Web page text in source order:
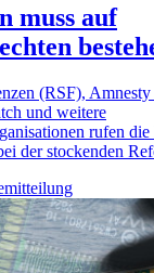
muss auf
(RSF),
und weitere
rufen
der stockenden